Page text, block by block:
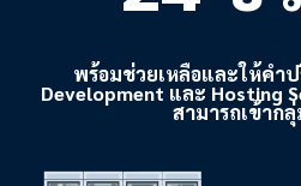
พร้อมช่วยเหลือและให้คำ
Development และ Hosting
สามารถเข้าก